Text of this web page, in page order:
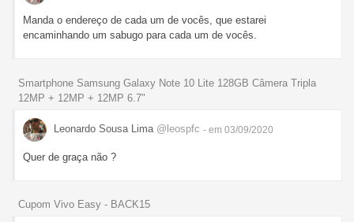
Manda o endereço de cada um de vocês, que estarei
encaminhando um sabugo para cada um de vocês.
Smartphone Samsung Galaxy Note 10 Lite 128GB Câmera Tripla
12MP + 12MP + 12MP 6.7"
Leonardo Sousa Lima @leospfc - em 03/09/2020
Quer de graça não ?
Cupom Vivo Easy - BACK15